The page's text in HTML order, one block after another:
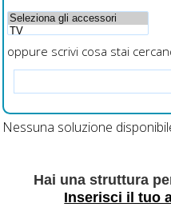
oppure scrivi cosa stai
Nessuna soluzione
Hai una struttura
Inserisci il tuo